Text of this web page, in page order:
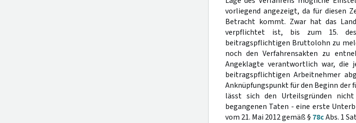
vorliegend angezeigt, da für diesen
Betracht kommt. Zwar hat das
verpflichtet ist, bis zum 15.
beitragspflichtigen Bruttolohn zu
noch den Verfahrensakten zu
Angeklagte verantwortlich war, die
beitragspflichtigen Arbeitnehmer
Anknüpfungspunkt für den Beginn
lässt sich den Urteilsgründen
begangenen Taten - eine erste
vom 21. Mai 2012 gemäß § 78cAbs. 1